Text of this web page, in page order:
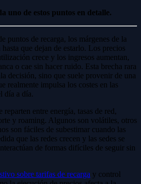
uno de estos puntos en detalle.
puntos de recarga, los márgenes de la
hasta que dejan de estarlo. Los precios
crece y los ingresos aumentan,
o cae sin hacer ruido. Esta brecha rara
decisión, sino que suele provenir de una
realmente impulsa los costes en las
día a día.
reparten entre energía, tasas de red,
y roaming. Algunos son volátiles, otros
son fáciles de subestimar cuando las
que las redes crecen y las sedes se
de formas difíciles de seguir sin
sobre tarifas de recarga y control